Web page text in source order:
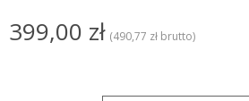
399,00 zł (490,77 zł brutto)